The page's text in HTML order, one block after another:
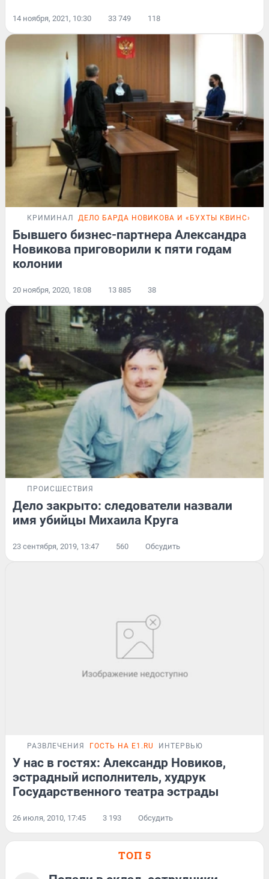
14 ноября, 2021, 10:30 33 749 118
КРИМИНАЛ ДЕЛО БАРДА НОВИКОВА И «БУХТЫ КВИНС»
Бывшего бизнес-партнера Александра
Новикова приговорили к пяти годам
колонии
20 ноября, 2020, 18:08 13 885 38
ПРОИСШЕСТВИЯ
Дело закрыто: следователи назвали
имя убийцы Михаила Круга
23 сентября, 2019, 13:47 560 Обсудить
РАЗВЛЕЧЕНИЯ ГОСТЬ НА E1.RU ИНТЕРВЬЮ
У нас в гостях: Александр Новиков,
эстрадный исполнитель, худрук
Государственного театра эстрады
26 июля, 2010, 17:45 3 193 Обсудить
ТОП 5